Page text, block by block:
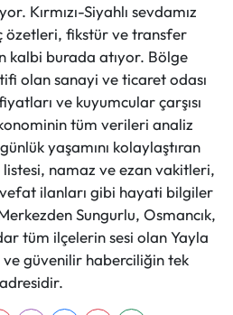
Kırmızı-Siyahlı sevdamız
özetleri, fikstür ve transfer
kalbi burada atıyor. Bölge
olan sanayi ve ticaret odası
ve kuyumcular çarşısı
tüm verileri analiz
yaşamını kolaylaştıran
namaz ve ezan vakitleri,
ilanları gibi hayati bilgiler
Sungurlu, Osmancık,
tüm ilçelerin sesi olan Yayla
ve güvenilir haberciliğin tek
adresidir.